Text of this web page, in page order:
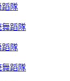
蹈隊
蹈隊